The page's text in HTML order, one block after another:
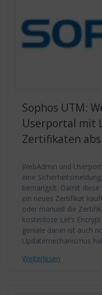
Sophos UTM:
Userportal mit
Zertifikaten
WebAdmin und
eine
bemängelt. Damit
ein neues Zertifikat
oder manuell die
kostenlose Let’s
geniale daran ist auch
Updatemechanismus
Weiterlesen